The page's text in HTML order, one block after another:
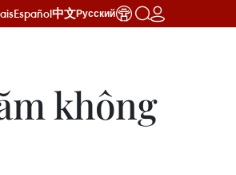
Español中文Русский
không